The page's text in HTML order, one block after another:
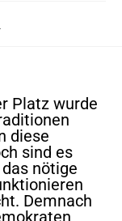
Platz wurde
diese
sind es
nötige
Demnach